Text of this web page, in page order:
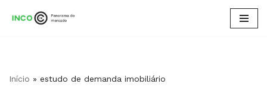
conteúdo
Início » estudo de demanda imobiliário